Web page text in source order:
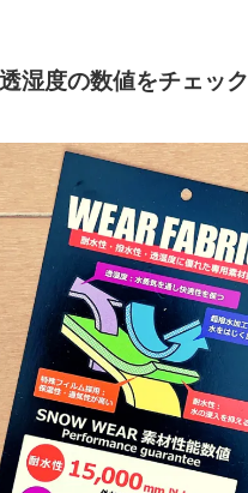
湿度の数値をチェック